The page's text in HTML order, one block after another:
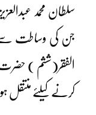
سلطان محمد
جن کی وساطت سے
الفقر(ششم ) حضرت
کرنے کیلئے منتقل